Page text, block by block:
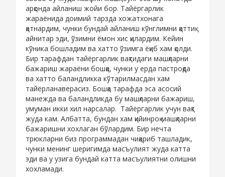
арқонда айланиш жойи бор. Тайёргарлик
жараёнида доимий тарзда хожатхонага
қатнардим, чунки бундай айланиш кўнглимни қаттиқ
айнитар эди, ўзимни ёмон хис қилардим. Кейин
кўника бошладим ва хатто ўзимга ёқиб хам қолди.
Бир тарафдан тайёргарлик вақтидаги машқларни
бажариш жараёни бошқа, чунки у ерда пастроқда
ва хатто баландликка кўтарилмасдан хам
тайёрланаверасиз. Бошқа тарафда эса асосий
манежда ва баландликда бу машқларни бажариш,
умуман икки хил нарсалар. Тайёргарлик учун вақт
жуда кам. Албатта, бундан хам қийинроқ машқларни
бажаришни хохлаган бўлардим. Бир нечта
трюкларни биз программадан чиқариб ташладик,
чунки менинг шеригимда масъулият жуда катта
эди ва у узига бундай катта масъулиятни олишни
хохламади.